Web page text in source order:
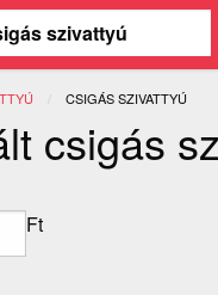
JELENLEGI:
CSIGÁS SZIVATTYÚ
csigás
Ft